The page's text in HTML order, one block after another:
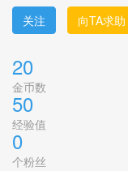
关注 向TA求助
20
金币数
50
经验值
0
个粉丝